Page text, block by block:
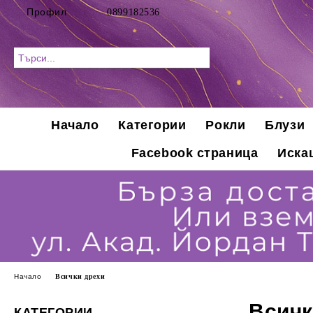
Профил 0899182536
Начало Категории Рокли Блузи
Facebook страница
Начало Всички дрехи